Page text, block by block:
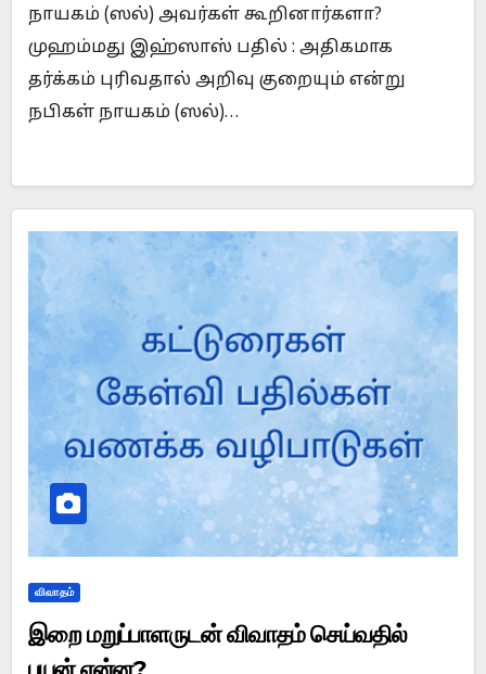
நாயகம் (ஸல்) அவர்கள் கூறினார்களா?
முஹம்மது இஹ்ஸாஸ் பதில் : அதிகமாக
தர்க்கம் புரிவதால் அறிவு குறையும் என்று
நபிகள் நாயகம் (ஸல்)…
விவாதம்
இறை மறுப்பாளருடன் விவாதம் செய்வதில்